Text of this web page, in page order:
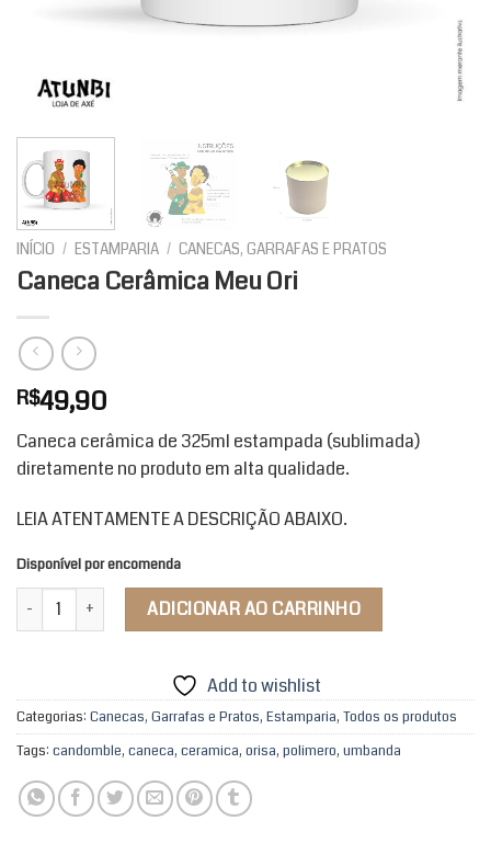
INÍCIO / ESTAMPARIA / CANECAS, GARRAFAS E PRATOS
Caneca Cerâmica Meu Ori
R$49,90
Caneca cerâmica de 325ml estampada (sublimada)
diretamente no produto em alta qualidade.
LEIA ATENTAMENTE A DESCRIÇÃO ABAIXO.
Disponível por encomenda
Caneca Cerâmica Meu Ori quantidade
ADICIONAR AO CARRINHO
Add to wishlist
Categorias: Canecas, Garrafas e Pratos, Estamparia, Todos os produtos
Tags: candomble, caneca, ceramica, orisa, polimero, umbanda